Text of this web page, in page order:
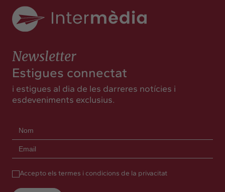
Newsletter
Estigues connectat
i estigues al dia de les darreres notícies i
esdeveniments exclusius.
Accepto els termes i condicions de la privacitat